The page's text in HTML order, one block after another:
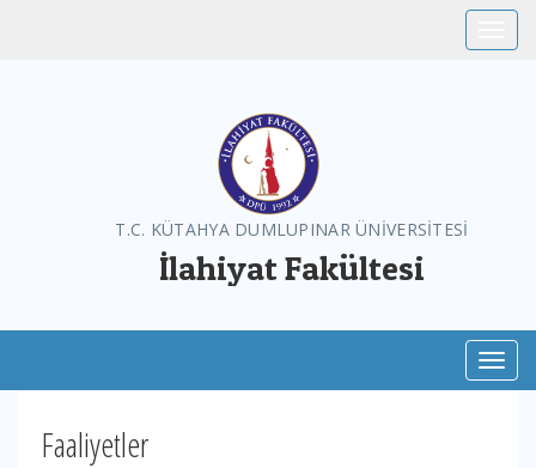
T.C. KÜTAHYA DUMLUPINAR ÜNİVERSİTESİ
İlahiyat Fakültesi
Faaliyetler